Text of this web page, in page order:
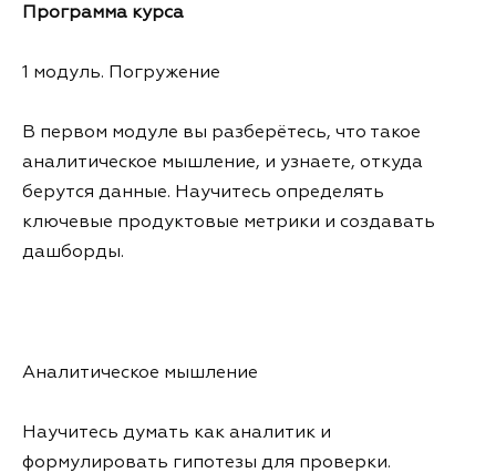
Программа курса
1 модуль. Погружение
В первом модуле вы разберётесь, что такое
аналитическое мышление, и узнаете, откуда
берутся данные. Научитесь определять
ключевые продуктовые метрики и создавать
дашборды.
Аналитическое мышление
Научитесь думать как аналитик и
формулировать гипотезы для проверки.